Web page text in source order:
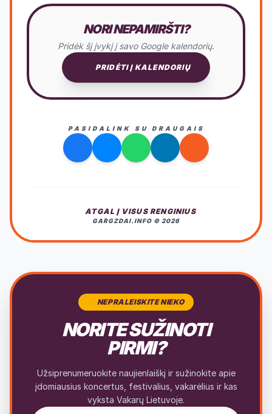
NORI NEPAMIRŠTI?
Pridėk šį įvykį į savo Google kalendorių.
PRIDĖTI Į KALENDORIŲ
PASIDALINK SU DRAUGAIS
ATGAL Į VISUS RENGINIUS
GARGZDAI.INFO © 2026
NEPRALEISKITE NIEKO
NORITE SUŽINOTI
PIRMI?
Užsiprenumeruokite naujienlaiškį ir sužinokite apie
įdomiausius koncertus, festivalius, vakarėlius ir kas
vyksta Vakarų Lietuvoje.